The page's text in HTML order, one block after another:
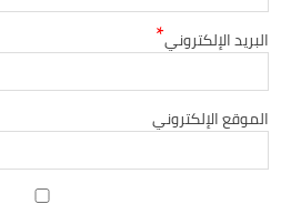
الإلكتروني*
الإلكتروني